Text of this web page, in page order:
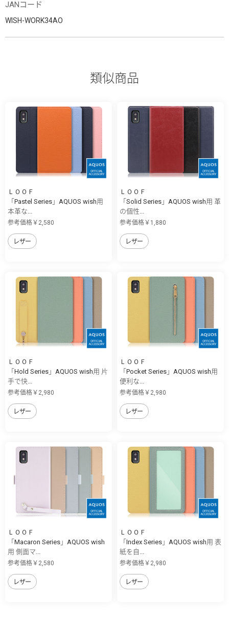
JANコード
WISH-WORK34AO
類似商品
ＬＯＯＦ
「Pastel Series」AQUOS wish用
本革な...
参考価格￥2,580
レザー
ＬＯＯＦ
「Solid Series」AQUOS wish用 革
の個性...
参考価格￥1,880
レザー
ＬＯＯＦ
「Hold Series」AQUOS wish用 片
手で快...
参考価格￥2,980
レザー
ＬＯＯＦ
「Pocket Series」AQUOS wish用
便利な...
参考価格￥2,980
レザー
ＬＯＯＦ
「Macaron Series」AQUOS wish
用 側面マ...
参考価格￥2,580
レザー
ＬＯＯＦ
「Index Series」AQUOS wish用 表
紙を自...
参考価格￥2,980
レザー